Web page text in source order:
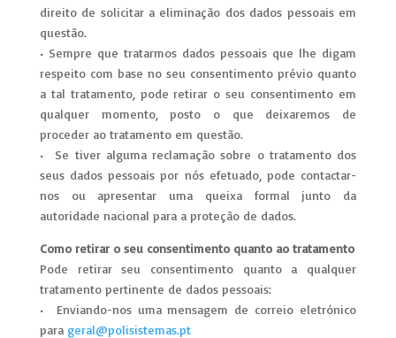
direito de solicitar a eliminação dos dados pessoais em
questão.
• Sempre que tratarmos dados pessoais que lhe digam
respeito com base no seu consentimento prévio quanto
a tal tratamento, pode retirar o seu consentimento em
qualquer momento, posto o que deixaremos de
proceder ao tratamento em questão.
• Se tiver alguma reclamação sobre o tratamento dos
seus dados pessoais por nós efetuado, pode contactar-
nos ou apresentar uma queixa formal junto da
autoridade nacional para a proteção de dados.
Como retirar o seu consentimento quanto ao tratamento
Pode retirar seu consentimento quanto a qualquer
tratamento pertinente de dados pessoais:
• Enviando-nos uma mensagem de correio eletrónico
para geral@polisistemas.pt